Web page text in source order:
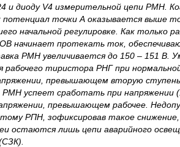
4 и диоду V4 измерительной цепи РМН.
точки А оказывается выше
начальной регулировке. Как только
ОВ начинает протекать ток,
РМН увеличивается до 150 – 151 В.
рабочего тиристора РНГ при
превышающем вторую
успеет сработать при напряжении
превышающем рабочее.
РПН, зофиксировав такое
остаются лишь цепи аварийного